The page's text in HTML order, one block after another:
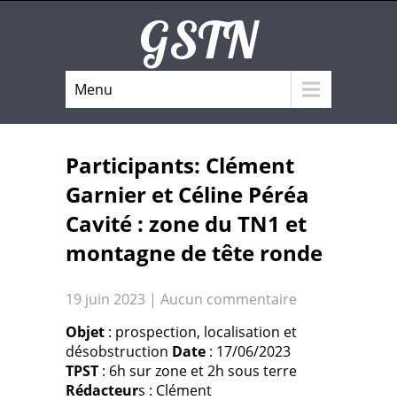
GSTN
Menu
Participants: Clément
Garnier et Céline Péréa
Cavité : zone du TN1 et
montagne de tête ronde
19 juin 2023 | Aucun commentaire
Objet : prospection, localisation et
désobstruction Date : 17/06/2023
TPST : 6h sur zone et 2h sous terre
Rédacteurs : Clément